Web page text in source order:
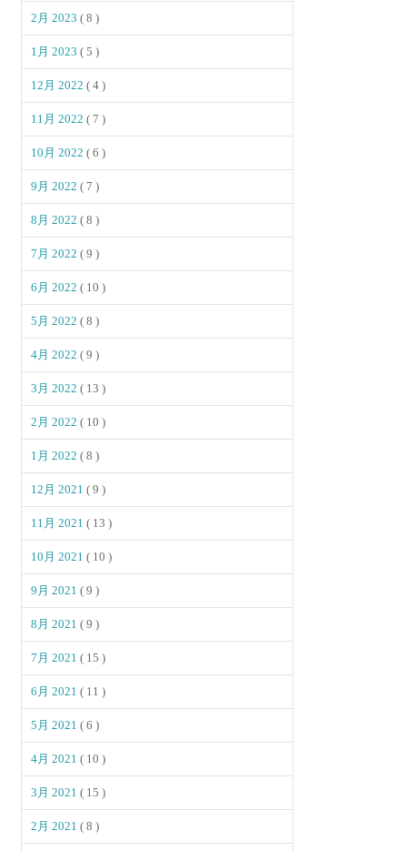
2月 2023( 8 )
1月 2023( 5 )
12月 2022( 4 )
11月 2022( 7 )
10月 2022( 6 )
9月 2022( 7 )
8月 2022( 8 )
7月 2022( 9 )
6月 2022( 10 )
5月 2022( 8 )
4月 2022( 9 )
3月 2022( 13 )
2月 2022( 10 )
1月 2022( 8 )
12月 2021( 9 )
11月 2021( 13 )
10月 2021( 10 )
9月 2021( 9 )
8月 2021( 9 )
7月 2021( 15 )
6月 2021( 11 )
5月 2021( 6 )
4月 2021( 10 )
3月 2021( 15 )
2月 2021( 8 )